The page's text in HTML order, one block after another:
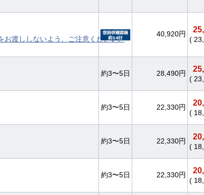
お渡ししないよう、ご注意ください。
40,920円
(
約3〜5日 28,490円
(
約3〜5日 22,330円
(
約3〜5日 22,330円
(
約3〜5日 22,330円
(